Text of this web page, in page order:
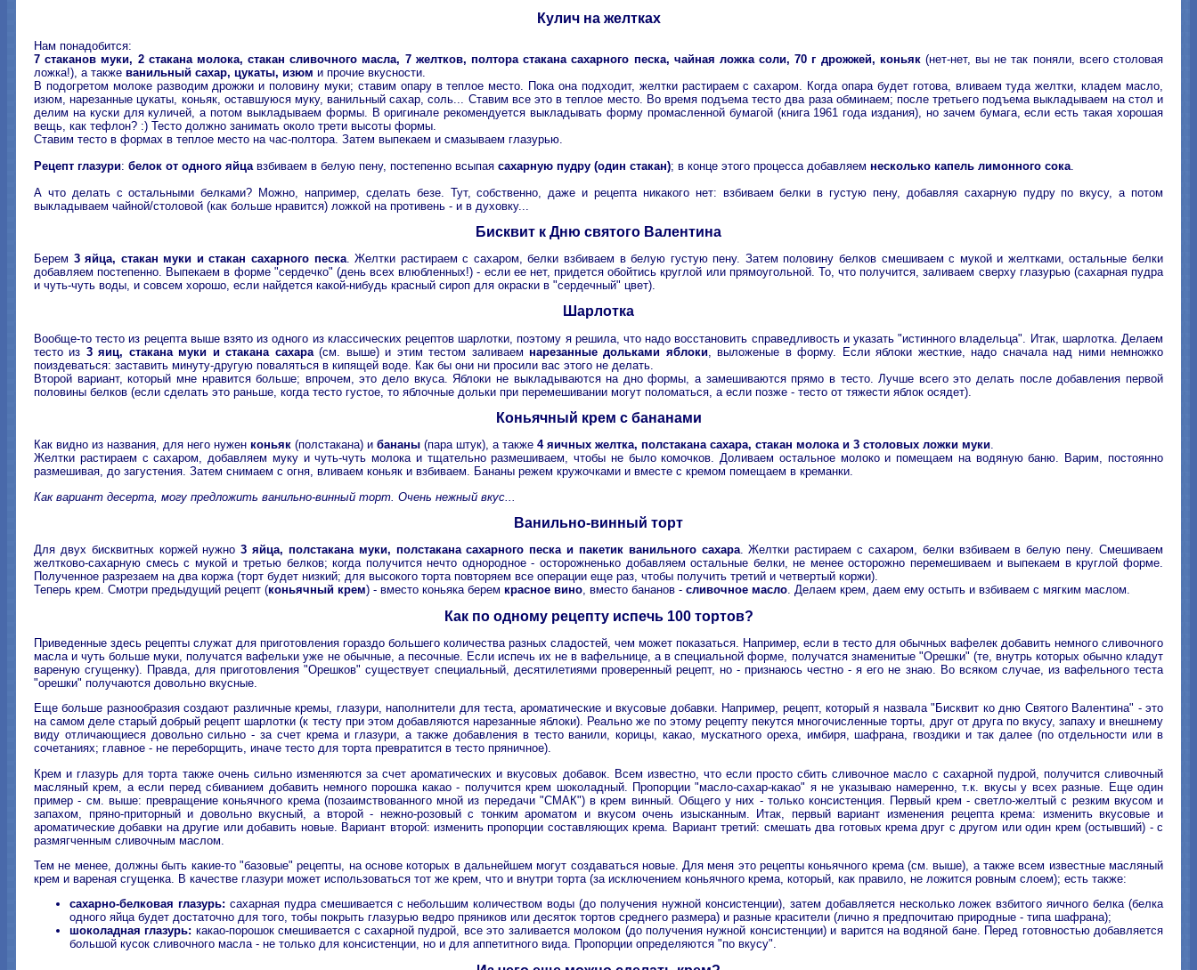
Кулич на желтках
Нам понадобится:
7 стаканов муки, 2 стакана молока, стакан сливочного масла, 7 желтков, полтора стакана сахарного песка, чайная ложка соли, 70 г дрожжей, коньяк(нет-нет, вы не так поняли, всего столовая
ложка!), а также ванильный сахар, цукаты, изюм и прочие вкусности.
В подогретом молоке разводим дрожжи и половину муки; ставим опару в теплое место. Пока она подходит, желтки растираем с сахаром. Когда опара будет готова, вливаем туда желтки, кладем масло,
изюм, нарезанные цукаты, коньяк, оставшуюся муку, ванильный сахар, соль... Ставим все это в теплое место. Во время подъема тесто два раза обминаем; после третьего подъема выкладываем на стол и
делим на куски для куличей, а потом выкладываем формы. В оригинале рекомендуется выкладывать форму промасленной бумагой (книга 1961 года издания), но зачем бумага, если есть такая хорошая
вещь, как тефлон? :) Тесто должно занимать около трети высоты формы.
Ставим тесто в формах в теплое место на час-полтора. Затем выпекаем и смазываем глазурью.
Рецепт глазури: белок от одного яйца взбиваем в белую пену, постепенно всыпая сахарную пудру (один стакан); в конце этого процесса добавляем несколько капель лимонного сока
А что делать с остальными белками? Можно, например, сделать безе. Тут, собственно, даже и рецепта никакого нет: взбиваем белки в густую пену, добавляя сахарную пудру по вкусу, а потом
выкладываем чайной/столовой (как больше нравится) ложкой на противень - и в духовку...
Бисквит к Дню святого Валентина
Берем 3 яйца, стакан муки и стакан сахарного песка. Желтки растираем с сахаром, белки взбиваем в белую густую пену. Затем половину белков смешиваем с мукой и желтками, остальные белки
добавляем постепенно. Выпекаем в форме "сердечко" (день всех влюбленных!) - если ее нет, придется обойтись круглой или прямоугольной. То, что получится, заливаем сверху глазурью (сахарная пудра
и чуть-чуть воды, и совсем хорошо, если найдется какой-нибудь красный сироп для окраски в "сердечный" цвет).
Шарлотка
Вообще-то тесто из рецепта выше взято из одного из классических рецептов шарлотки, поэтому я решила, что надо восстановить справедливость и указать "истинного владельца". Итак, шарлотка. Делаем
тесто из 3 яиц, стакана муки и стакана сахара(см. выше) и этим тестом заливаем нарезанные дольками яблоки, выложеные в форму. Если яблоки жесткие, надо сначала над ними немножко
поиздеваться: заставить минуту-другую поваляться в кипящей воде. Как бы они ни просили вас этого не делать.
Второй вариант, который мне нравится больше; впрочем, это дело вкуса. Яблоки не выкладываются на дно формы, а замешиваются прямо в тесто. Лучше всего это делать после добавления первой
половины белков (если сделать это раньше, когда тесто густое, то яблочные дольки при перемешивании могут поломаться, а если позже - тесто от тяжести яблок осядет).
Коньячный крем с бананами
Как видно из названия, для него нужен коньяк (полстакана) и бананы (пара штук), а также 4 яичных желтка, полстакана сахара, стакан молока и 3 столовых ложки муки.
Желтки растираем с сахаром, добавляем муку и чуть-чуть молока и тщательно размешиваем, чтобы не было комочков. Доливаем остальное молоко и помещаем на водяную баню. Варим, постоянно
размешивая, до загустения. Затем снимаем с огня, вливаем коньяк и взбиваем. Бананы режем кружочками и вместе с кремом помещаем в креманки.
Как вариант десерта, могу предложить ванильно-винный торт. Очень нежный вкус...
Ванильно-винный торт
Для двух бисквитных коржей нужно3 яйца, полстакана муки, полстакана сахарного песка и пакетик ванильного сахара. Желтки растираем с сахаром, белки взбиваем в белую пену. Смешиваем
желтково-сахарную смесь с мукой и третью белков; когда получится нечто однородное - осторожненько добавляем остальные белки, не менее осторожно перемешиваем и выпекаем в круглой форме.
Полученное разрезаем на два коржа (торт будет низкий; для высокого торта повторяем все операции еще раз, чтобы получить третий и четвертый коржи).
Теперь крем. Смотри предыдущий рецепт (коньячный крем) - вместо коньяка берем красное вино, вместо бананов - сливочное масло. Делаем крем, даем ему остыть и взбиваем с мягким маслом.
Как по одному рецепту испечь 100 тортов?
Приведенные здесь рецепты служат для приготовления гораздо большего количества разных сладостей, чем может показаться. Например, если в тесто для обычных вафелек добавить немного сливочного
масла и чуть больше муки, получатся вафельки уже не обычные, а песочные. Если испечь их не в вафельнице, а в специальной форме, получатся знаменитые "Орешки" (те, внутрь которых обычно кладут
вареную сгущенку). Правда, для приготовления "Орешков" существует специальный, десятилетиями проверенный рецепт, но - признаюсь честно - я его не знаю. Во всяком случае, из вафельного теста
"орешки" получаются довольно вкусные.
Еще больше разнообразия создают различные кремы, глазури, наполнители для теста, ароматические и вкусовые добавки. Например, рецепт, который я назвала "Бисквит ко дню Святого Валентина" - это
на самом деле старый добрый рецепт шарлотки (к тесту при этом добавляются нарезанные яблоки). Реально же по этому рецепту пекутся многочисленные торты, друг от друга по вкусу, запаху и внешнему
виду отличающиеся довольно сильно - за счет крема и глазури, а также добавления в тесто ванили, корицы, какао, мускатного ореха, имбиря, шафрана, гвоздики и так далее (по отдельности или в
сочетаниях; главное - не переборщить, иначе тесто для торта превратится в тесто пряничное).
Крем и глазурь для торта также очень сильно изменяются за счет ароматических и вкусовых добавок. Всем известно, что если просто сбить сливочное масло с сахарной пудрой, получится сливочный
масляный крем, а если перед сбиванием добавить немного порошка какао - получится крем шоколадный. Пропорции "масло-сахар-какао" я не указываю намеренно, т.к. вкусы у всех разные. Еще один
пример - см. выше: превращение коньячного крема (позаимствованного мной из передачи "СМАК") в крем винный. Общего у них - только консистенция. Первый крем - светло-желтый с резким вкусом и
запахом, пряно-приторный и довольно вкусный, а второй - нежно-розовый с тонким ароматом и вкусом очень изысканным. Итак, первый вариант изменения рецепта крема: изменить вкусовые и
ароматические добавки на другие или добавить новые. Вариант второй: изменить пропорции составляющих крема. Вариант третий: смешать два готовых крема друг с другом или один крем (остывший) - с
размягченным сливочным маслом.
Тем не менее, должны быть какие-то "базовые" рецепты, на основе которых в дальнейшем могут создаваться новые. Для меня это рецепты коньячного крема (см. выше), а также всем известные масляный
крем и вареная сгущенка. В качестве глазури может использоваться тот же крем, что и внутри торта (за исключением коньячного крема, который, как правило, не ложится ровным слоем); есть также:
сахарно-белковая глазурь: сахарная пудра смешивается с небольшим количеством воды (до получения нужной консистенции), затем добавляется несколько ложек взбитого яичного белка (белка
одного яйца будет достаточно для того, тобы покрыть глазурью ведро пряников или десяток тортов среднего размера) и разные красители (лично я предпочитаю природные - типа шафрана);
шоколадная глазурь: какао-порошок смешивается с сахарной пудрой, все это заливается молоком (до получения нужной консистенции) и варится на водяной бане. Перед готовностью добавляется
большой кусок сливочного масла - не только для консистенции, но и для аппетитного вида. Пропорции определяются "по вкусу".